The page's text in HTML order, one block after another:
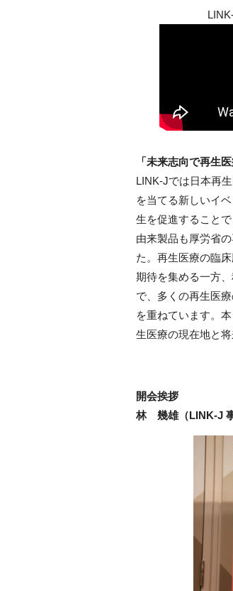
「未来志向で再生
LINK-Jでは日本再
を当てる新しいイ
生を促進すること
由来製品も厚労省
た。再生医療の臨
期待を集める一方
で、多くの再生医
を重ねています。
生医療の現在地と
開会挨拶
林 幾雄（LINK-J 事